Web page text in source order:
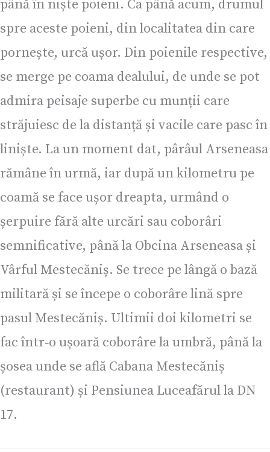
până în niște poieni. Ca până acum, drumul
spre aceste poieni, din localitatea din care
pornește, urcă ușor. Din poienile respective,
se merge pe coama dealului, de unde se pot
admira peisaje superbe cu munții care
străjuiesc de la distanță și vacile care pasc în
liniște. La un moment dat, pârâul Arseneasa
rămâne în urmă, iar după un kilometru pe
coamă se face ușor dreapta, urmând o
șerpuire fără alte urcări sau coborâri
semnificative, până la Obcina Arseneasa și
Vârful Mestecăniș. Se trece pe lângă o bază
militară și se începe o coborâre lină spre
pasul Mestecăniș. Ultimii doi kilometri se
fac într‑o ușoară coborâre la umbră, până la
șosea unde se află Cabana Mestecăniș
(restaurant) și Pensiunea Luceafărul la DN
17.